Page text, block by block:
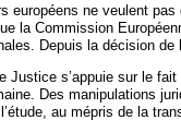
européens ne veulent
la Commission
Depuis la décision
Justice s’appuie sur le
Des manipulations
au mépris de la